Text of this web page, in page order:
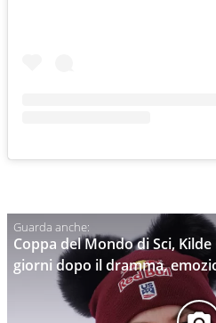
Coppa del Mondo di Sci,
giorni dopo il dramma,